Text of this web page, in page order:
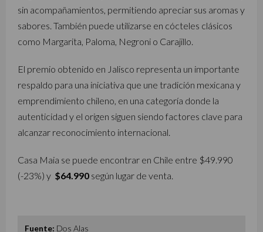
sin acompañamientos, permitiendo apreciar sus aromas y
sabores. También puede utilizarse en cócteles clásicos
como Margarita, Paloma, Negroni o Carajillo.
El premio obtenido en Jalisco representa un importante
respaldo para una iniciativa que une tradición mexicana y
emprendimiento chileno, en una categoría donde la
autenticidad y el origen siguen siendo factores clave para
alcanzar reconocimiento internacional.
Casa Maia se puede encontrar en Chile entre $49.990
(-23%) y $64.990 según lugar de venta.
Fuente: Dos Alas